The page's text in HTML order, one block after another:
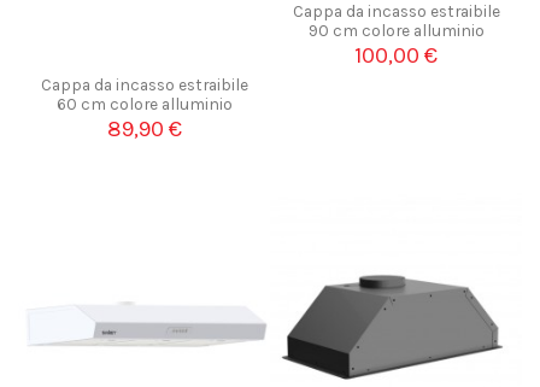
Cappa da incasso estraibile
60 cm colore alluminio
89,90 €
Cappa da incasso estraibile
90 cm colore alluminio
100,00 €